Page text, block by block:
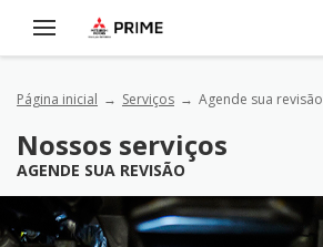
Página inicial Serviços Agende sua revisão
Nossos serviços
AGENDE SUA REVISÃO